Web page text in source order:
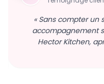
« Sans compter un
accompagnement
Hector Kitchen,